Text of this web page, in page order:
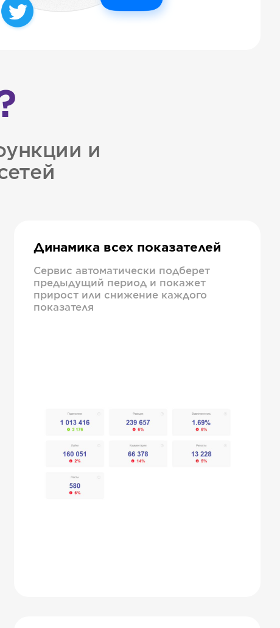
и
Динамика всех показателей
Сервис автоматически подберет
предыдущий период и покажет
прирост или снижение каждого
показателя